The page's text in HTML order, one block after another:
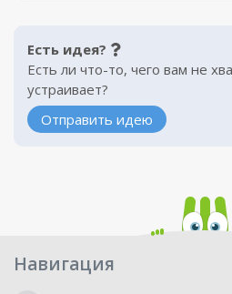
Есть идея?
Есть ли что-то, чего вам не
устраивает?
Отправить идею
Навигация